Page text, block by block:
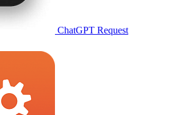
ChatGPT Request